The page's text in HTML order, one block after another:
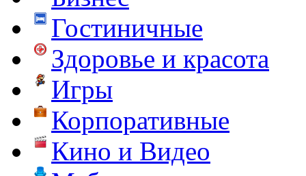
Гостиничные
Здоровье и красота
Игры
Корпоративные
Кино и Видео